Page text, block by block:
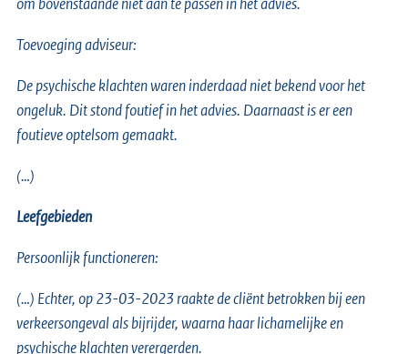
Toevoeging adviseur:
De psychische klachten waren inderdaad niet bekend voor het
ongeluk. Dit stond foutief in het advies. Daarnaast is er een
foutieve optelsom gemaakt.
(…)
Leefgebieden
Persoonlijk functioneren:
(…) Echter, op 23-03-2023 raakte de cliënt betrokken bij een
verkeersongeval als bijrijder, waarna haar lichamelijke en
psychische klachten verergerden.